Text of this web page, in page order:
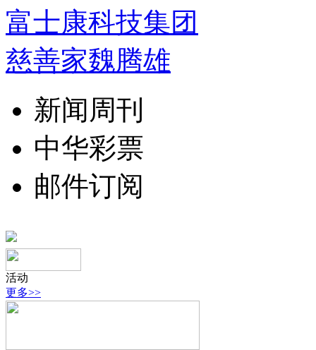
富士康科技集团
慈善家魏腾雄
新闻周刊
中华彩票
邮件订阅
活动
更多>>